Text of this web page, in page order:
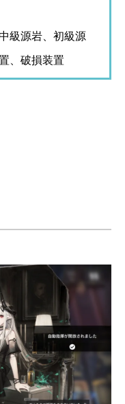
級源岩、初級源
、破損装置